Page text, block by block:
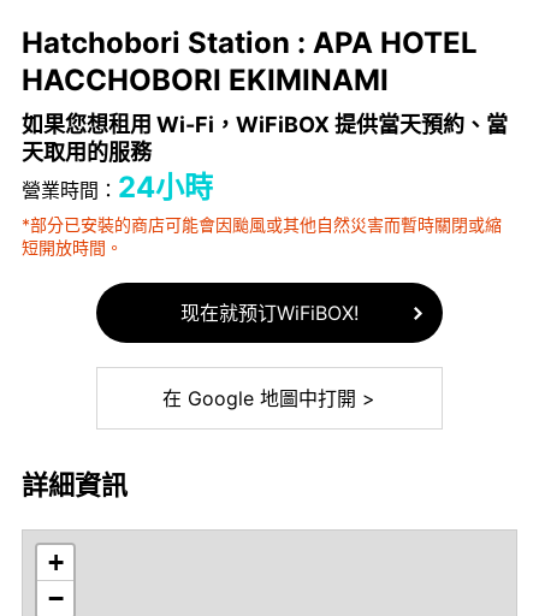
Hatchobori Station : APA HOTEL
HACCHOBORI EKIMINAMI
如果您想租用 Wi-Fi，WiFiBOX 提供當天預約、當
天取用的服務
營業時間： 24小時
*部分已安裝的商店可能會因颱風或其他自然災害而暫時關閉或縮
短開放時間。
现在就预订WiFiBOX!
在 Google 地圖中打開 >
詳細資訊
+
−